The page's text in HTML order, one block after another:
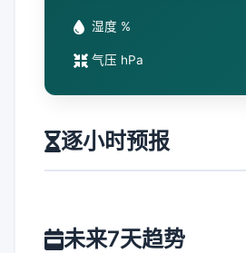
湿度 %
气压 hPa
逐小时预报
未来7天趋势